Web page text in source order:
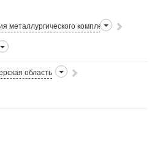
металлургического комплекса
область